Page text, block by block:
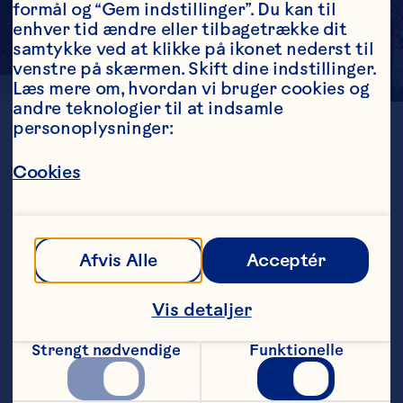
LOCATION
GENERATION
FARMED ACRES 1450
Farmer Fun Fact
formål og “Gem indstillinger”. Du kan til
enhver tid ændre eller tilbagetrække dit
samtykke ved at klikke på ikonet nederst til
venstre på skærmen. Skift dine indstillinger.
Læs mere om, hvordan vi bruger cookies og
andre teknologier til at indsamle
personoplysninger:
Cookies
Afvis Alle Acceptér
Vis detaljer
Strengt nødvendige Funktionelle